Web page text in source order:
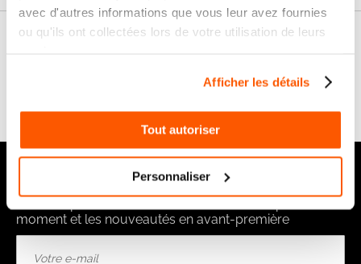
avec d'autres informations que vous leur avez fournies
ou qu'ils ont collectées lors de votre utilisation de leurs
Afficher les détails
Tout autoriser
Personnaliser
Nos conseils
Notre newsletter
moment et les nouveautés en avant-première